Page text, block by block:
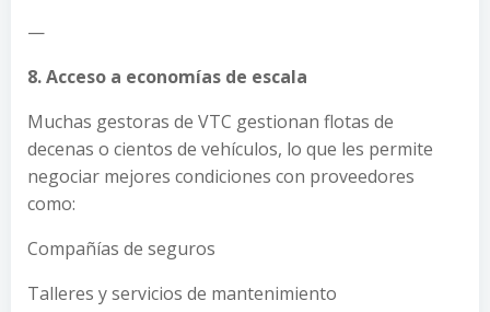
—
8. Acceso a economías de escala
Muchas gestoras de VTC gestionan flotas de
decenas o cientos de vehículos, lo que les permite
negociar mejores condiciones con proveedores
como:
Compañías de seguros
Talleres y servicios de mantenimiento